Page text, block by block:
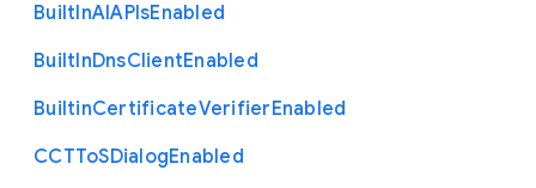
BuiltInAIAPIsEnabled
BuiltInDnsClientEnabled
BuiltinCertificateVerifierEnabled
CCTToSDialogEnabled